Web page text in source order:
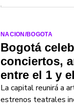
NACION/BOGOTA
Bogotá
conciertos,
entre el 1 y
La capital reunirá a
estrenos teatrales